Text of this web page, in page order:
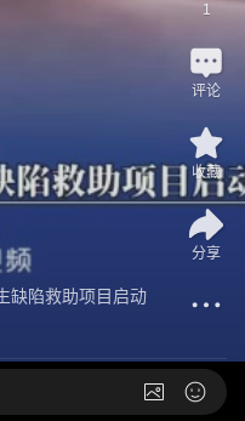
缺陷救助项目启动
1
评论
收藏
分享